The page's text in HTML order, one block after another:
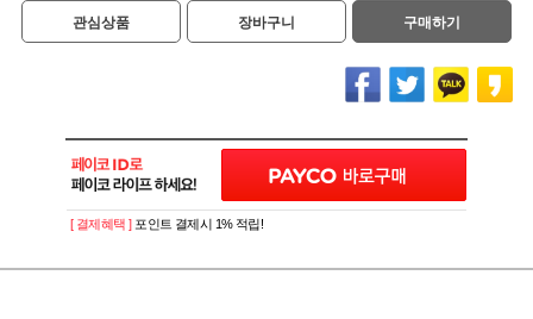
관심상품 장바구니 구매하기
[ 결제혜택 ] 포인트 결제시 1% 적립!